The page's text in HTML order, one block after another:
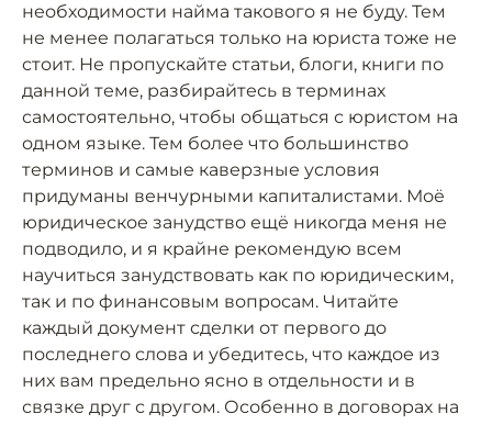
необходимости найма такового я не буду. Тем
не менее полагаться только на юриста тоже не
стоит. Не пропускайте статьи, блоги, книги по
данной теме, разбирайтесь в терминах
самостоятельно, чтобы общаться с юристом на
одном языке. Тем более что большинство
терминов и самые каверзные условия
придуманы венчурными капиталистами. Моё
юридическое занудство ещё никогда меня не
подводило, и я крайне рекомендую всем
научиться занудствовать как по юридическим,
так и по финансовым вопросам. Читайте
каждый документ сделки от первого до
последнего слова и убедитесь, что каждое из
них вам предельно ясно в отдельности и в
связке друг с другом. Особенно в договорах на